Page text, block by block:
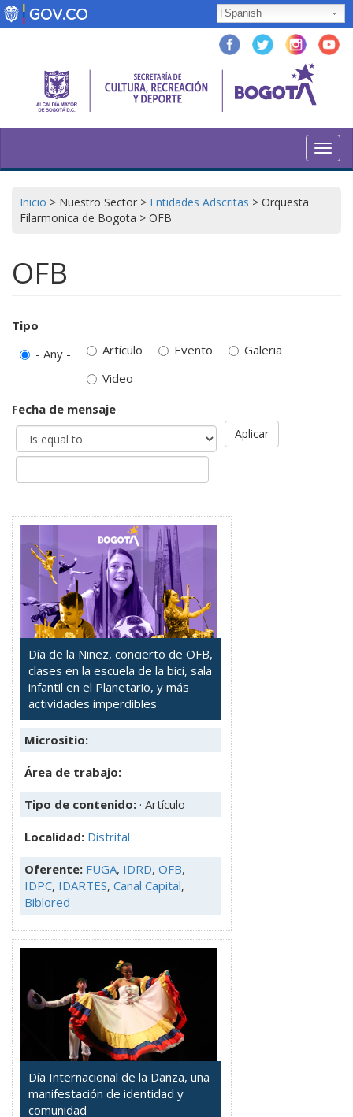
Skip
to
Spanish
Inicio > Nuestro Sector > Entidades Adscritas > Orquesta
Filarmonica de Bogota > OFB
OFB
Tipo
- Any -
Artículo Evento
Galeria
Video
Fecha de mensaje
Aplicar
Día de la Niñez, concierto de OFB,
clases en la escuela de la bici, sala
infantil en el Planetario, y más
actividades imperdibles
Micrositio:
Área de trabajo:
Tipo de contenido: · Artículo
Localidad: Distrital
Oferente: FUGA, IDRD, OFB,
IDPC, IDARTES, Canal Capital,
Biblored
Día Internacional de la Danza, una
manifestación de identidad y
comunidad